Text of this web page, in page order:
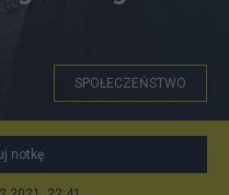
SPOŁECZEŃSTWO
notkę